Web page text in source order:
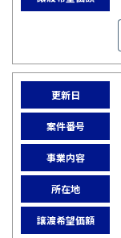
更新日
案件番号
事業内容
所在地
譲渡希望価額